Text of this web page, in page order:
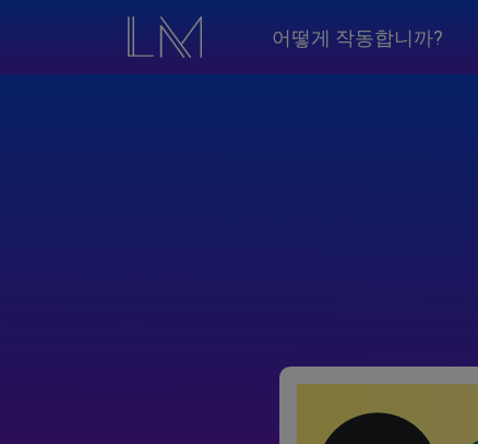
어떻게 작동합니까?